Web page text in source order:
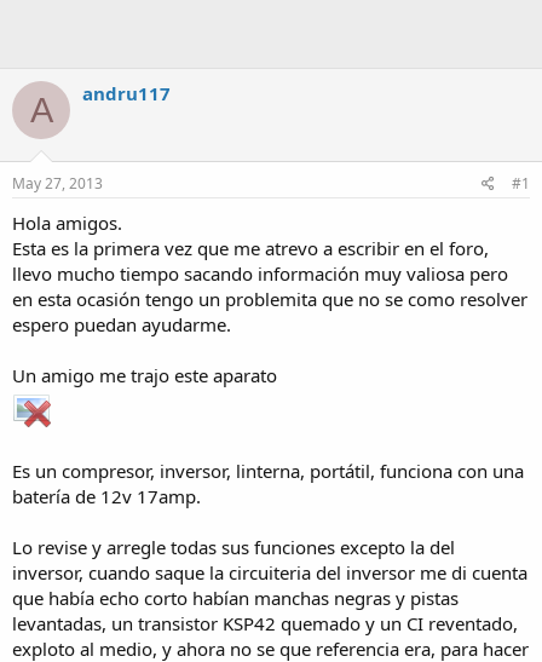
A andru117
May 27, 2013 #1
Hola amigos.
Esta es la primera vez que me atrevo a escribir en el foro,
llevo mucho tiempo sacando información muy valiosa pero
en esta ocasión tengo un problemita que no se como resolver
espero puedan ayudarme.
Un amigo me trajo este aparato
Es un compresor, inversor, linterna, portátil, funciona con una
batería de 12v 17amp.
Lo revise y arregle todas sus funciones excepto la del
inversor, cuando saque la circuiteria del inversor me di cuenta
que había echo corto habían manchas negras y pistas
levantadas, un transistor KSP42 quemado y un CI reventado,
exploto al medio, y ahora no se que referencia era, para hacer